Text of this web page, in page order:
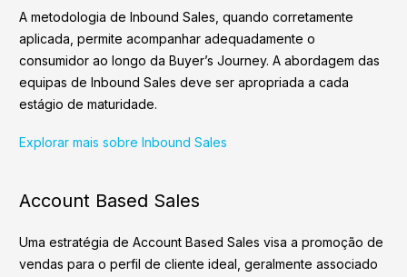
A metodologia de Inbound Sales, quando corretamente
aplicada, permite acompanhar adequadamente o
consumidor ao longo da Buyer’s Journey. A abordagem das
equipas de Inbound Sales deve ser apropriada a cada
estágio de maturidade.
Explorar mais sobre Inbound Sales
Account Based Sales
Uma estratégia de Account Based Sales visa a promoção de
vendas para o perfil de cliente ideal, geralmente associado